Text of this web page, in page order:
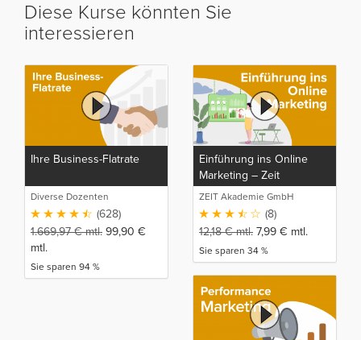
Diese Kurse könnten Sie
interessieren
Ihre Business-Flatrate
Diverse Dozenten
(628)
1.669,97€mtl. 99,90 €
mtl.
Sie sparen 94 %
Einführung ins Online
Marketing – Zeit
Akademie
ZEIT Akademie GmbH
(8)
12,18€mtl. 7,99 € mtl.
Sie sparen 34 %